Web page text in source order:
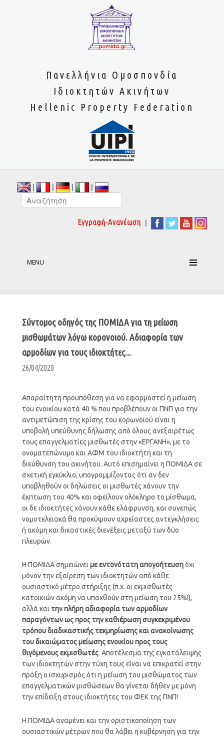
Πανελλήνια Ομοσπονδία
Ιδιοκτητών Ακινήτων
Hellenic Property Federation
| | | |
Εγγραφή-Ανανέωση |
MENU
Σύντομος οδηγός της ΠΟΜΙΔΑ για τη μείωση
μισθωμάτων λόγω κορονοιού. Αδιαφορία των
αρμοδίων για τους ιδιοκτήτες...
26/04/2020
Απαραίτητη προϋπόθεση για να εφαρμοστεί η μείωση
του ενοικίου κατά 40 % που προβλέπουν οι ΠΝΠ για την
αντιμετώπιση της κρίσης του κορωνοϊού είναι η
υποβολή υπεύθυνης δήλωσης από όλους ανεξαιρέτως
τους επαγγελματίες μισθωτές στην «ΕΡΓΑΝΗ», με το
ονοματεπώνυμο και ΑΦΜ του ιδιοκτήτη και τη
διεύθυνση του ακινήτου. Αυτό επισημαίνει η ΠΟΜΙΔΑ σε
σχετική εγκύκλιο, υπογραμμίζοντας ότι αν δεν
υποβληθούν οι δηλώσεις οι μισθωτές χάνουν την
έκπτωση του 40% και οφείλουν ολόκληρο το μίσθωμα,
οι δε ιδιοκτήτες χάνουν κάθε ελάφρυνση, και συνεπώς
νομοτελειακά θα προκύψουν αχρείαστες αντεγκλήσεις
ή ακόμη και δικαστικές διενέξεις μεταξύ των δύο
πλευρών.
Η ΠΟΜΙΔΑ σημειώνει με εντονότατη απογοήτευσηόχι
μόνον την εξαίρεση των ιδιοκτητών από κάθε
ουσιαστικό μέτρο στήριξης (π.χ. οι εκμισθωτές
κατοικιών ακόμη να υπαχθούν στη μείωση του 25%!),
αλλά και την πλήρη αδιαφορία των αρμοδίων
παραγόντων ως προς την καθιέρωση συγκεκριμένου
τρόπου διαδικαστικής τεκμηρίωσης και ανακοίνωσης
του δικαιώματος μείωσης ενοικίου προς τους
θιγόμενους εκμισθωτές. Αποτέλεσμα της εγκατάλειψης
των ιδιοκτητών στην τύχη τους είναι να επικρατεί στην
πράξη ο ισχυρισμός ότι η μείωση του μισθώματος των
επαγγελματικών μισθώσεων θα γίνεται δήθεν με μόνη
την επίδειξη στους ιδιοκτήτες του ΦΕΚ της ΠΝΠ!
Η ΠΟΜΙΔΑ αναμένει και την οριστικοποίηση των
ουσιαστικών μέτρων που θα λάβει η κυβέρνηση για την